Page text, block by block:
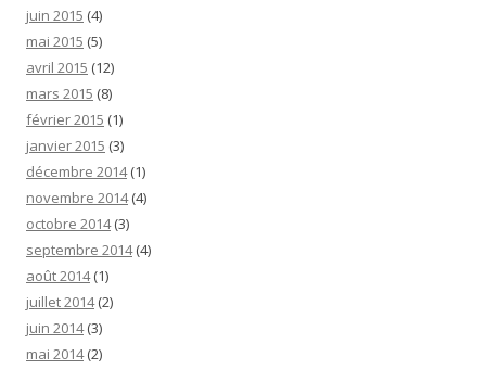
juin 2015 (4)
mai 2015 (5)
avril 2015 (12)
mars 2015 (8)
février 2015 (1)
janvier 2015 (3)
décembre 2014(1)
novembre 2014(4)
octobre 2014(3)
septembre 2014(4)
août 2014(1)
juillet 2014(2)
juin 2014(3)
mai 2014(2)